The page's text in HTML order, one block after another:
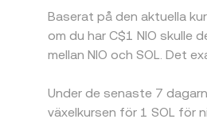
Baserat på den aktuella
om du har C$1 NIO skulle
mellan NIO och SOL. Det
Under de senaste 7
växelkursen för 1 SOL för